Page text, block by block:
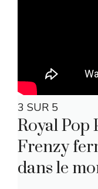
3 SUR 5
Royal Pop
Frenzy
dans le